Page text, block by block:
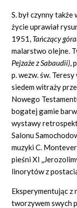
S. był czynny
życie uprawiał
1951, Tańczący
malarstwo olejne.
Pejzaże z Sabaudii),
p. wezw. św.
siedem witraży
Nowego
bogatej gamie
wystawy
Salonu
muzyki C.
pieśni XI
linorytów z
Eksperymentując
tworzywem swych